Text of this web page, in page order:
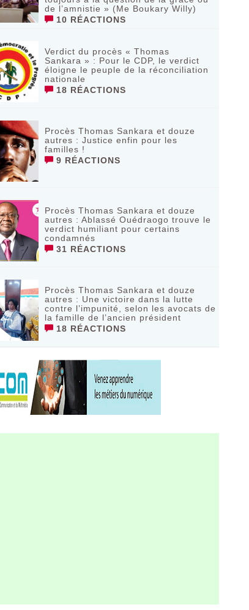
de l’amnistie » (Me Boukary Willy)
10 RÉACTIONS
Verdict du procès « Thomas
Sankara » : Pour le CDP, le verdict
éloigne le peuple de la réconciliation
nationale
18 RÉACTIONS
Procès Thomas Sankara et douze
autres : Justice enfin pour les
familles !
9 RÉACTIONS
Procès Thomas Sankara et douze
autres : Ablassé Ouédraogo trouve le
verdict humiliant pour certains
condamnés
31 RÉACTIONS
Procès Thomas Sankara et douze
autres : Une victoire dans la lutte
contre l’impunité, selon les avocats de
la famille de l’ancien président
18 RÉACTIONS